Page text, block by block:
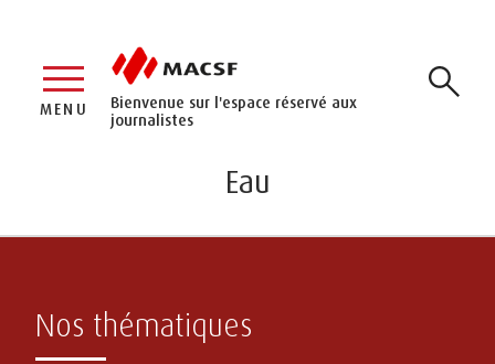
Bienvenue sur l'espace réservé aux
journalistes
MENU
Eau
Nos thématiques